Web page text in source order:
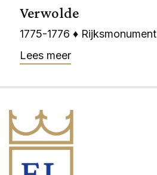
Verwolde
1775-1776 ♦ Rijksmonument
Lees meer